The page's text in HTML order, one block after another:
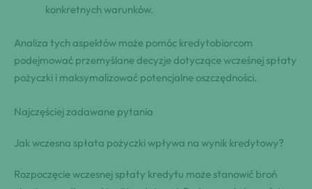
konkretnych warunków.
Analiza tych aspektów może pomóc kredytobiorcom
podejmować przemyślane decyzje dotyczące wcześnej spłaty
pożyczki i maksymalizować potencjalne oszczędności.
Najczęściej zadawane pytania
Jak wczesna spłata pożyczki wpływa na wynik kredytowy?
Rozpoczęcie wczesnej spłaty kredytu może stanowić broń